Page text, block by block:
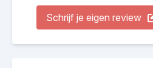
Schrijf je eigen review